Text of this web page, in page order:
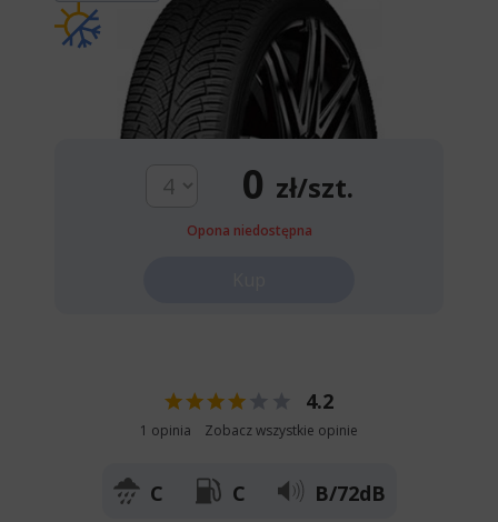
0 zł/szt.
Opona niedostępna
4.2
1 opinia Zobacz wszystkie opinie
C C B/72dB